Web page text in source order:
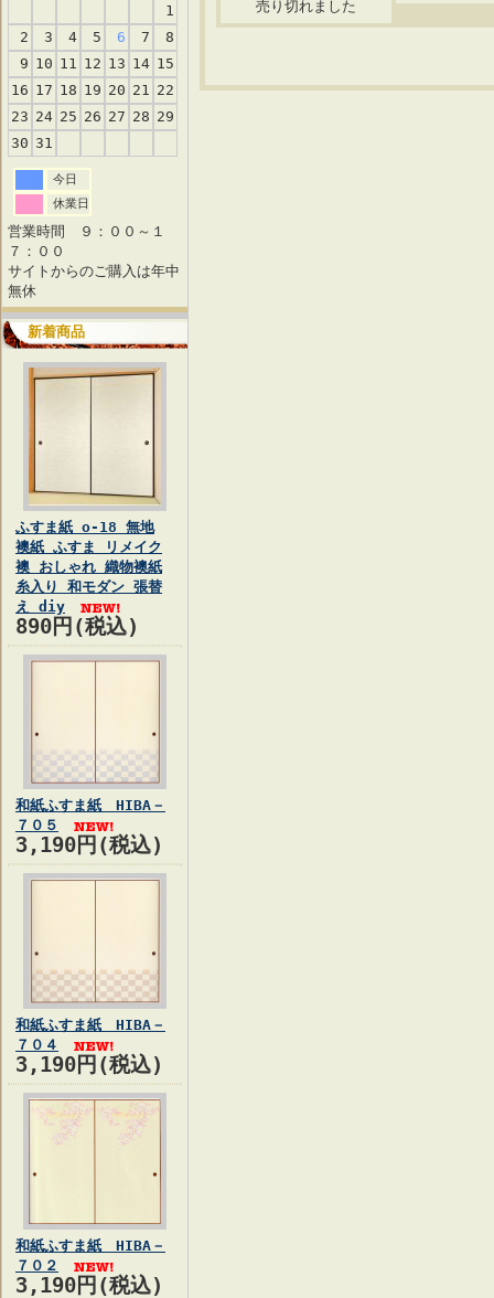
1
2
3 4 5 6 7
8
9 10 11 12 13 14 15
16 17 18 19 20 21 22
23 24 25 26 27 28 29
30 31
今日
休業日
営業時間 ９：００～１
７：００
サイトからのご購入は年中
無休
新着商品
ふすま紙 o-18 無地
襖紙 ふすま リメイク
襖 おしゃれ 織物襖紙
糸入り 和モダン 張替
え diy
890円(税込)
和紙ふすま紙 HIBA－
７０５
3,190円(税込)
和紙ふすま紙 HIBA－
７０４
3,190円(税込)
和紙ふすま紙 HIBA－
７０２
3,190円(税込)
売り切れました